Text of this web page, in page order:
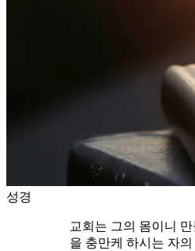
성경
교회는 그의 몸이니
을 충만케 하시는 자